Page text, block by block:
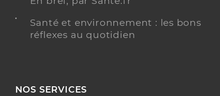
Santé et environnement : les bons
réflexes au quotidien
NOS SERVICES